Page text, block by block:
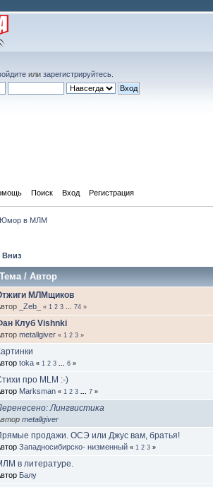
или зарегистрируйтесь
Поиск Вход Регистрация
Юмор в МЛМ
Вниз
Тема/Автор
МЛМщиков
_Zeb_ « 1 2 3 74 »
Клуб Vishnki
metallgiver « 1 2 3 »
toka « 1 2 3 6 »
про MLM :-)
Marksman « 1 2 3 7 »
Лингвистика
metallgiver
продажи. ОСЭ или Джус вам, братья!
Западносибирско- низменный « 1 2 3 »
в литературе.
Балу